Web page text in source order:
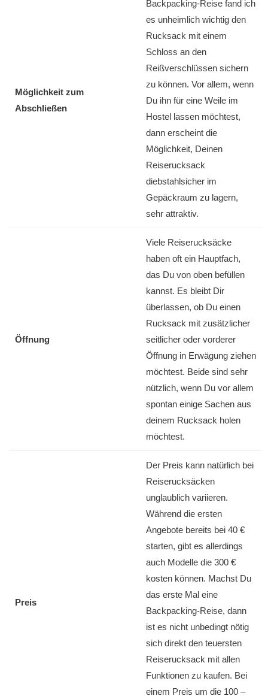
Möglichkeit zum
Abschließen
Backpacking-Reise fand ich
es unheimlich wichtig den
Rucksack mit einem
Schloss an den
Reißverschlüssen sichern
zu können. Vor allem, wenn
Du ihn für eine Weile im
Hostel lassen möchtest,
dann erscheint die
Möglichkeit, Deinen
Reiserucksack
diebstahlsicher im
Gepäckraum zu lagern,
sehr attraktiv.
Öffnung
Viele Reiserucksäcke
haben oft ein Hauptfach,
das Du von oben befüllen
kannst. Es bleibt Dir
überlassen, ob Du einen
Rucksack mit zusätzlicher
seitlicher oder vorderer
Öffnung in Erwägung ziehen
möchtest. Beide sind sehr
nützlich, wenn Du vor allem
spontan einige Sachen aus
deinem Rucksack holen
möchtest.
Preis
Der Preis kann natürlich bei
Reiserucksäcken
unglaublich variieren.
Während die ersten
Angebote bereits bei 40 €
starten, gibt es allerdings
auch Modelle die 300 €
kosten können. Machst Du
das erste Mal eine
Backpacking-Reise, dann
ist es nicht unbedingt nötig
sich direkt den teuersten
Reiserucksack mit allen
Funktionen zu kaufen. Bei
einem Preis um die 100 –